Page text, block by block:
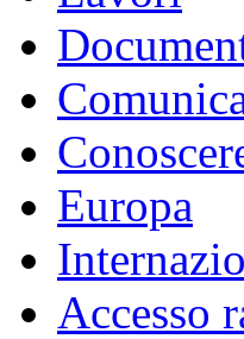
Europa
Accesso